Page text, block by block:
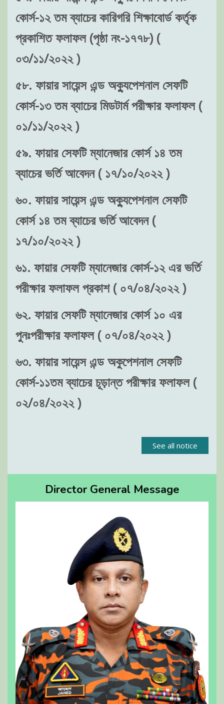
কোর্স-১২ তম ব্যাচের কারিগরি শিক্ষাবোর্ড কর্তৃক
প্রকাশিত ফলাফল (পৃষ্ঠা নং-১৭৭৮) (
০৩/১১/২০২২ )
৫৮. ফায়ার সায়েন্স এন্ড অক্যুপেশনাল সেফটি
কোর্স-১৩ তম ব্যাচের মিডটার্ম পরীক্ষার ফলাফল (
০১/১১/২০২২ )
৫৯. ফায়ার সেফটি ম্যানেজার কোর্স ১৪ তম
ব্যাচের ভর্তি আবেদন ( ১৭/১০/২০২২ )
৬০. ফায়ার সায়েন্স এন্ড অক্যুপেশনাল সেফটি
কোর্স ১৪ তম ব্যাচের ভর্তি আবেদন (
১৭/১০/২০২২ )
৬১. ফায়ার সেফটি ম্যানেজার কোর্স-১২ এর ভর্তি
পরীক্ষার ফলাফল প্রকাশ ( ০৭/০৪/২০২২ )
৬২. ফায়ার সেফটি ম্যানেজার কোর্স ১০ এর
পুনঃপরীক্ষার ফলাফল ( ০৭/০৪/২০২২ )
৬৩. ফায়ার সায়েন্স এন্ড অকুপেশনাল সেফটি
কোর্স-১১তম ব্যাচের চূড়ান্ত পরীক্ষার ফলাফল (
০২/০৪/২০২২ )
See all notice
Director General Message